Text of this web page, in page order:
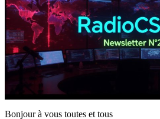
Bonjour à vous toutes et tous